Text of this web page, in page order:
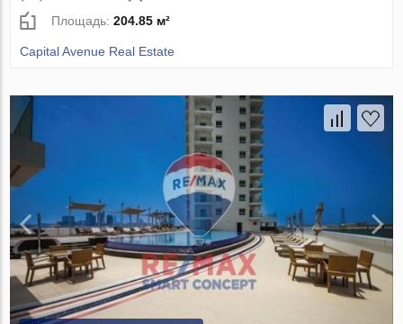
Площадь:204.85 м²
Capital Avenue Real Estate